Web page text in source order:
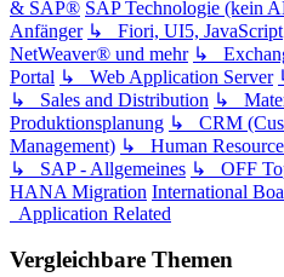
& SAP® SAP Technologie (kein
Anfänger ↳ Fiori, UI5, JavaScript
NetWeaver® und mehr ↳
Portal ↳ Web Application Server
↳ Sales and Distribution ↳
Produktionsplanung ↳ CRM
Management) ↳ Human
↳ SAP - Allgemeines ↳ OFF
HANA Migration International
Application Related
Vergleichbare Themen